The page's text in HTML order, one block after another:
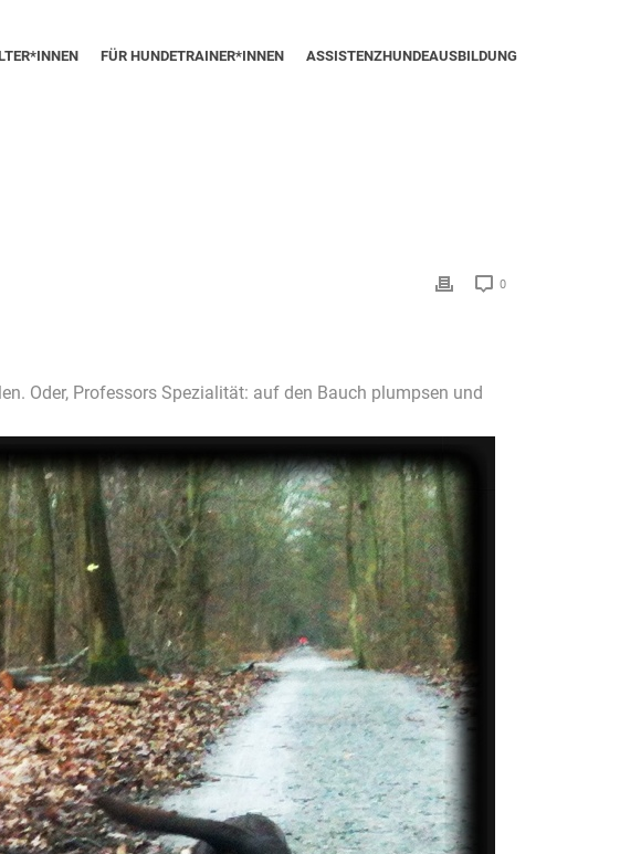
FÜR HUNDETRAINER*INNEN ASSISTENZHUNDEAUSBILDUNG
0
Oder, Professors Spezialität: auf den Bauch plumpsen und